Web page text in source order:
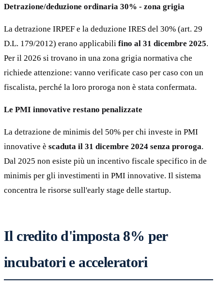
Detrazione/deduzione ordinaria 30% - zona grigia
La detrazione IRPEF e la deduzione IRES del 30% (art. 29
D.L. 179/2012) erano applicabili fino al 31 dicembre 2025.
Per il 2026 si trovano in una zona grigia normativa che
richiede attenzione: vanno verificate caso per caso con un
fiscalista, perché la loro proroga non è stata confermata.
Le PMI innovative restano penalizzate
La detrazione de minimis del 50% per chi investe in PMI
innovative è scaduta il 31 dicembre 2024 senza proroga.
Dal 2025 non esiste più un incentivo fiscale specifico in de
minimis per gli investimenti in PMI innovative. Il sistema
concentra le risorse sull'early stage delle startup.
Il credito d'imposta 8% per
incubatori e acceleratori